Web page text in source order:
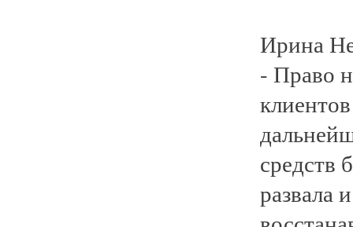
Ирина
- Право
средств
развала